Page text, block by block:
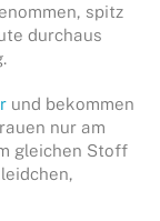
spitz
durchaus
und bekommen
nur am
gleichen Stoff